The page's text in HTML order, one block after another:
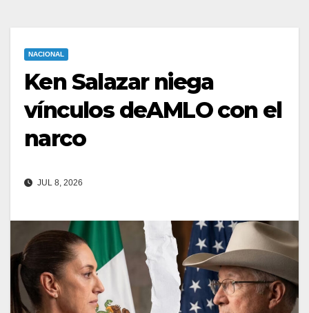
NACIONAL
Ken Salazar niega
vínculos deAMLO con el
narco
JUL 8, 2026